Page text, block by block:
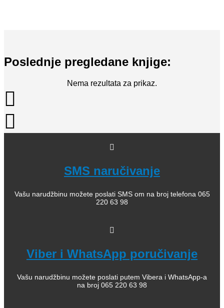
Poslednje pregledane knjige:
Nema rezultata za prikaz.
SMS naručivanje
Vašu narudžbinu možete poslati SMS om na broj telefona 065
220 63 98
Viber i WhatsApp poručivanje
Vašu narudžbinu možete poslati putem Vibera i WhatsApp-a
na broj 065 220 63 98